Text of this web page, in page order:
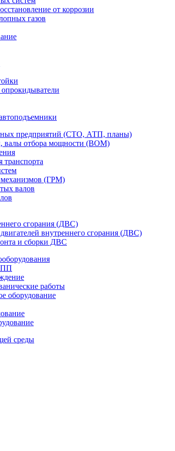
от коррозии
газов
предприятий (СТО, АТП, планы)
валы отбора мощности (ВОМ)
транспорта
механизмов (ГРМ)
валов
сгорания (ДВС)
внутреннего сгорания (ДВС)
и сборки ДВС
работы
оборудование
среды